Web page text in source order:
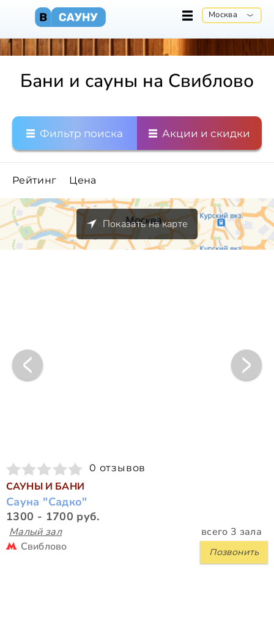
Москва
Бани и сауны на Свиблово
Фильтр поиска Акции и скидки
Рейтинг Цена
Показать на карте
0 отзывов
САУНЫ И БАНИ
Сауна "Садко"
1300 - 1700 руб.
Малый зал всего 3 зала
Позвонить
Свиблово